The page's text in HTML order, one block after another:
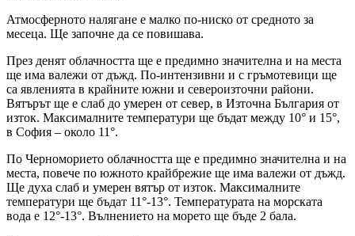
Атмосферното налягане е малко по-ниско от средното за
месеца. Ще започне да се повишава.
През денят облачността ще е предимно значителна и на места
ще има валежи от дъжд. По-интензивни и с гръмотевици ще
са явленията в крайните южни и североизточни райони.
Вятърът ще е слаб до умерен от север, в Източна България от
изток. Максималните температури ще бъдат между 10° и 15°,
в София – около 11°.
По Черноморието облачността ще е предимно значителна и на
места, повече по южното крайбрежие ще има валежи от дъжд.
Ще духа слаб и умерен вятър от изток. Максималните
температури ще бъдат 11°-13°. Температурата на морската
вода е 12°-13°. Вълнението на морето ще бъде 2 бала.